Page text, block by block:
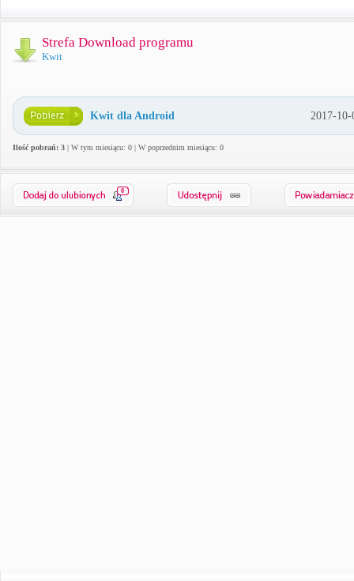
Strefa Download programu
Kwit
Kwit dla Android 2017-10-
Ilość pobrań: 3 | W tym miesiącu: 0 | W poprzednim miesiącu: 0
0